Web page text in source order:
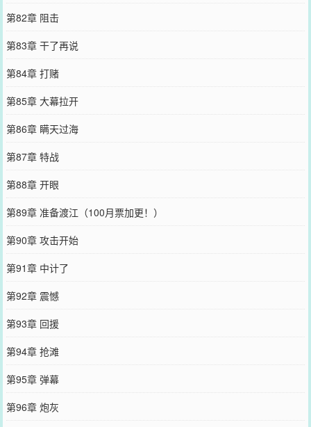
第82章 阻击
第83章 干了再说
第84章 打赌
第85章 大幕拉开
第86章 瞒天过海
第87章 特战
第88章 开眼
第89章 准备渡江（100月票加更！）
第90章 攻击开始
第91章 中计了
第92章 震憾
第93章 回援
第94章 抢滩
第95章 弹幕
第96章 炮灰